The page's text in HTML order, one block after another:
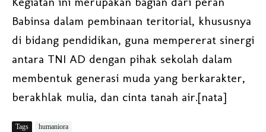
Babinsa dalam pembinaan teritorial, khususnya
di bidang pendidikan, guna mempererat sinergi
antara TNI AD dengan pihak sekolah dalam
membentuk generasi muda yang berkarakter,
berakhlak mulia, dan cinta tanah air.[nata]
Tags humaniora